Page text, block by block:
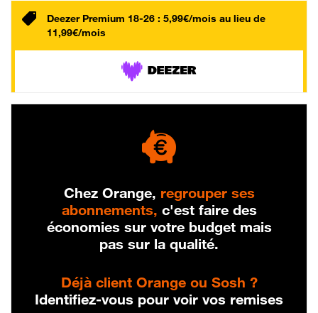
Deezer Premium 18-26 : 5,99€/mois au lieu de
11,99€/mois
Chez Orange, regrouper ses
abonnements, c'est faire des
économies sur votre budget mais
pas sur la qualité.
Déjà client Orange ou Sosh ?
Identifiez-vous pour voir vos remises